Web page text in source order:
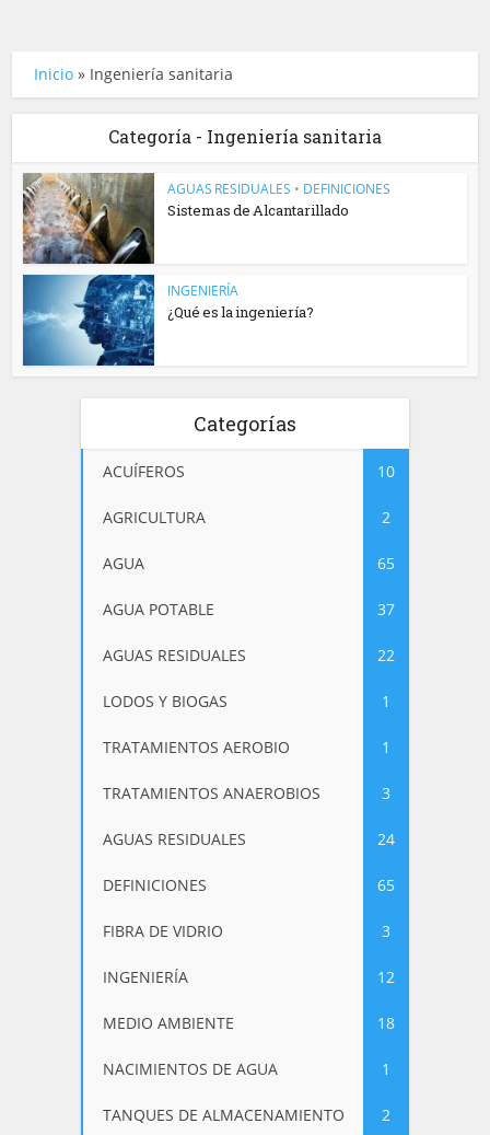
Inicio » Ingeniería sanitaria
Categoría - Ingeniería sanitaria
AGUAS RESIDUALES • DEFINICIONES
Sistemas de Alcantarillado
INGENIERÍA
¿Qué es la ingeniería?
Categorías
ACUÍFEROS 10
AGRICULTURA 2
AGUA 65
AGUA POTABLE 37
AGUAS RESIDUALES 22
LODOS Y BIOGAS 1
TRATAMIENTOS AEROBIO 1
TRATAMIENTOS ANAEROBIOS 3
AGUAS RESIDUALES 24
DEFINICIONES 65
FIBRA DE VIDRIO 3
INGENIERÍA 12
MEDIO AMBIENTE 18
NACIMIENTOS DE AGUA 1
TANQUES DE ALMACENAMIENTO 2